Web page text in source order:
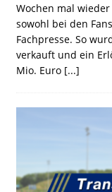
Wochen mal
sowohl bei den
Fachpresse. So
verkauft und ein
Mio. Euro [...]